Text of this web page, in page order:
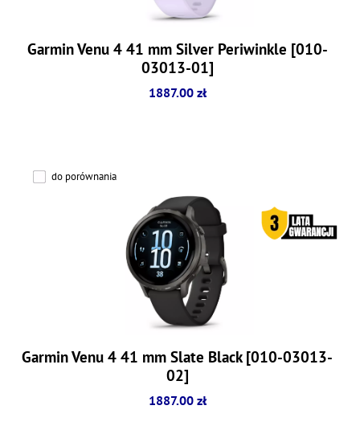
Garmin Venu 4 41 mm Silver Periwinkle [010-
03013-01]
1887.00 zł
do porównania
Garmin Venu 4 41 mm Slate Black [010-03013-
02]
1887.00 zł